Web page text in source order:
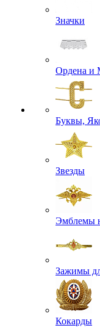
Значки
Ордена и
Буквы,
Звезды
Эмблемы
Зажимы
Кокарды